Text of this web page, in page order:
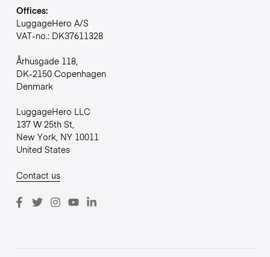
Offices:
LuggageHero A/S
VAT-no.: DK37611328
Århusgade 118,
DK-2150 Copenhagen
Denmark
LuggageHero LLC
137 W 25th St,
New York, NY 10011
United States
Contact us